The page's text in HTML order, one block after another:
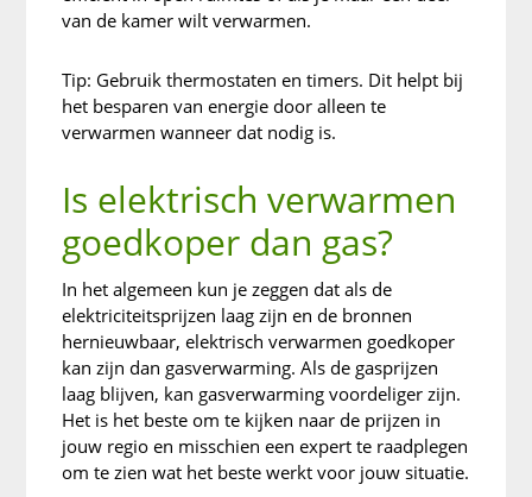
van de kamer wilt verwarmen.
Tip: Gebruik thermostaten en timers. Dit helpt bij
het besparen van energie door alleen te
verwarmen wanneer dat nodig is.
Is elektrisch verwarmen
goedkoper dan gas?
In het algemeen kun je zeggen dat als de
elektriciteitsprijzen laag zijn en de bronnen
hernieuwbaar, elektrisch verwarmen goedkoper
kan zijn dan gasverwarming. Als de gasprijzen
laag blijven, kan gasverwarming voordeliger zijn.
Het is het beste om te kijken naar de prijzen in
jouw regio en misschien een expert te raadplegen
om te zien wat het beste werkt voor jouw situatie.